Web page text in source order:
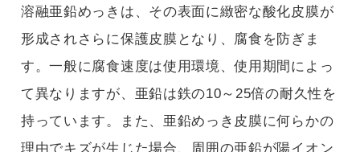
溶融亜鉛めっきは、その表面に緻密な酸化皮膜が
形成されさらに保護皮膜となり、腐食を防ぎま
す。一般に腐食速度は使用環境、使用期間によっ
て異なりますが、亜鉛は鉄の10～25倍の耐久性を
持っています。また、亜鉛めっき皮膜に何らかの
理由でキズが生じた場合、周囲の亜鉛が陽イオン